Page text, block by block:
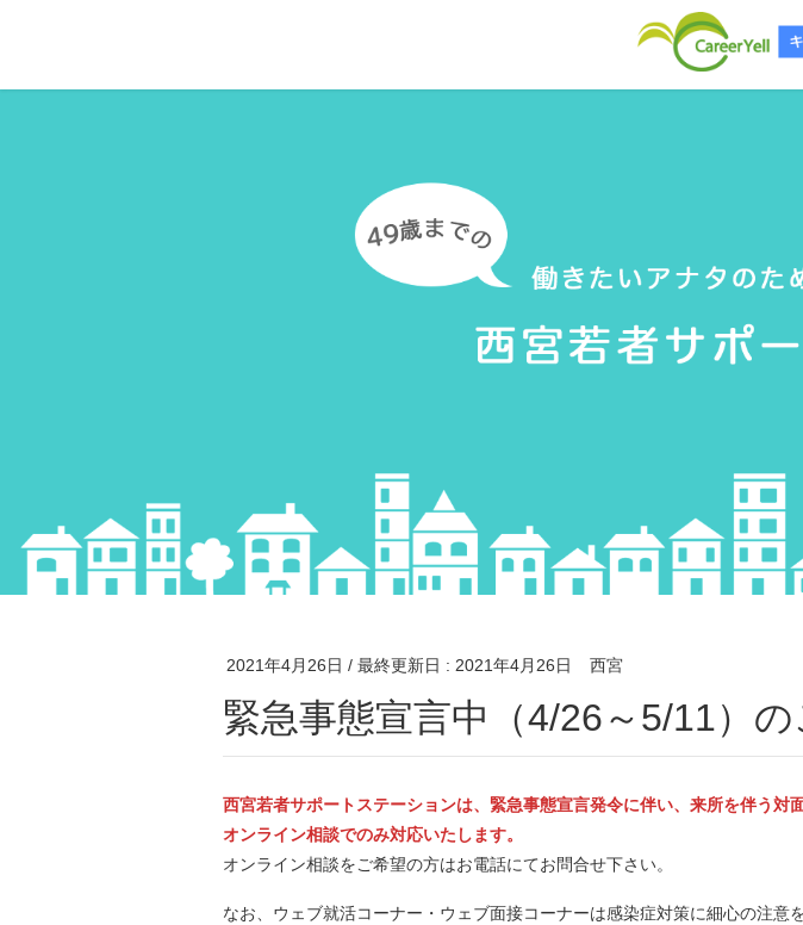
2021年4月26日 / 最終更新日 : 2021年4月26日 西宮
緊急事態宣言中（4/26～5/11）
西宮若者サポートステーションは、緊急事態宣言発令に伴い、来所を伴う対
オンライン相談でのみ対応いたします。
オンライン相談をご希望の方はお電話にてお問合せ下さい。
なお、ウェブ就活コーナー・ウェブ面接コーナーは感染症対策に細心の注意